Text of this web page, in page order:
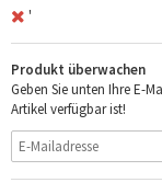
'
Produkt überwachen
Geben Sie unten Ihre E-
Artikel verfügbar ist!